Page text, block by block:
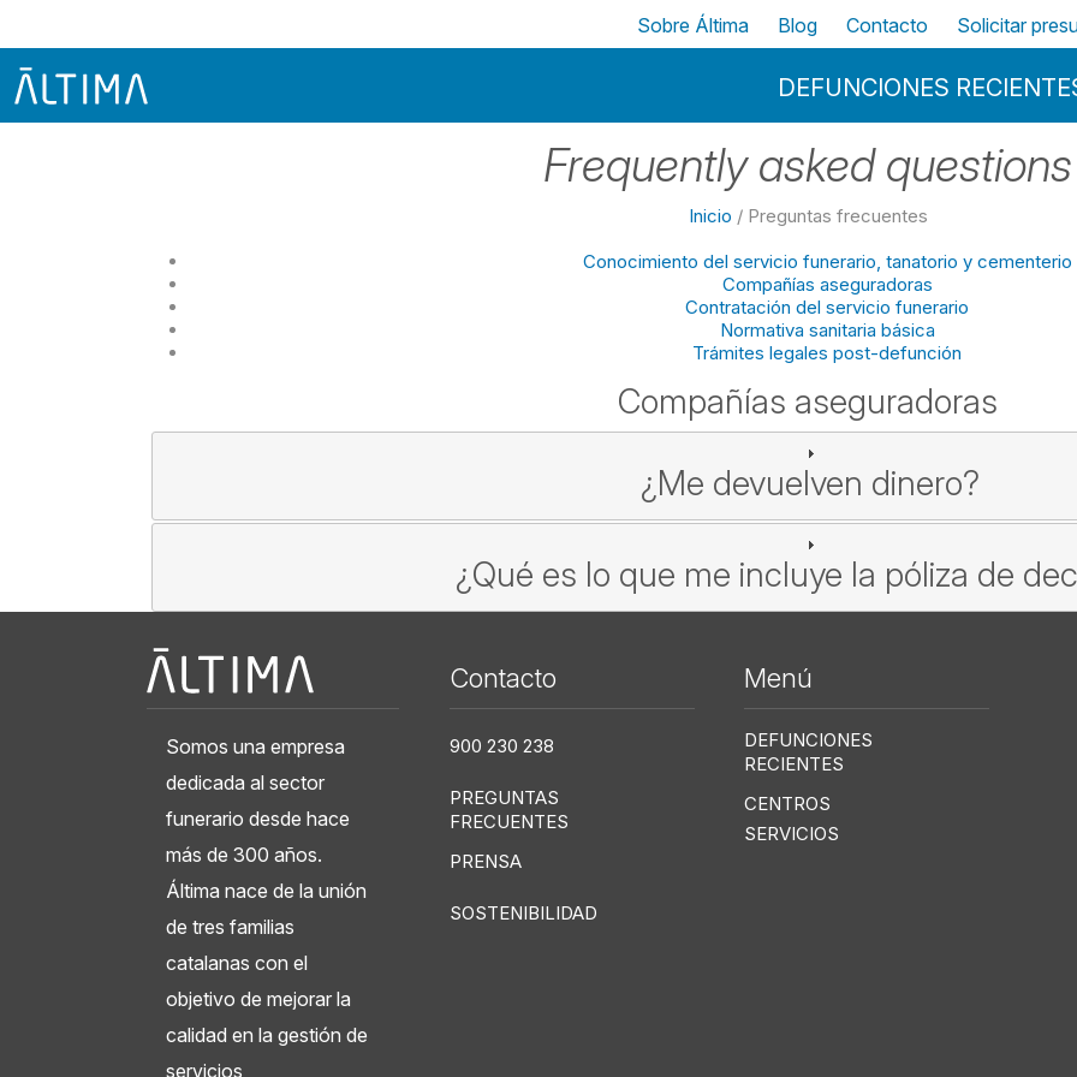
Menu Principal
DEFUNCIONES
Top
Sobre Áltima Blog Contacto Solicitar
Frequently asked questions
Inicio / Preguntas frecuentes
Conocimiento del servicio funerario, tanatorio y cementerio
Compañías aseguradoras
Contratación del servicio funerario
Normativa sanitaria básica
Trámites legales post-defunción
Compañías aseguradoras
¿Me devuelven dinero?
¿Qué es lo que me incluye la póliza de
Somos una empresa
dedicada al sector
funerario desde hace
más de 300 años.
Áltima nace de la unión
de tres familias
catalanas con el
objetivo de mejorar la
calidad en la gestión de
servicios
Contacto
900 230 238
PREGUNTAS
FRECUENTES
PRENSA
SOSTENIBILIDAD
Menú
DEFUNCIONES
RECIENTES
CENTROS
SERVICIOS